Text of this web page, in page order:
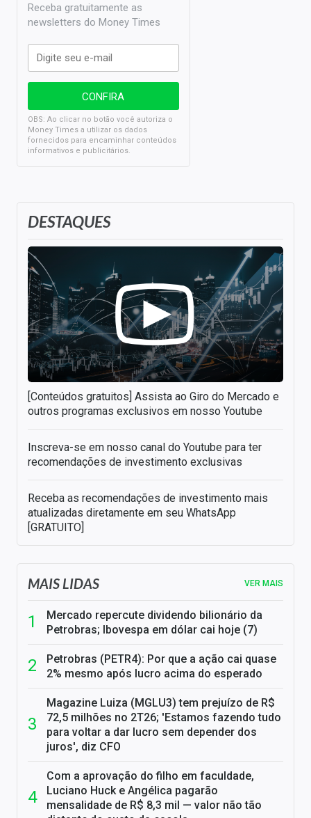
DESTAQUES
[Conteúdos gratuitos] Assista ao Giro do Mercado e
outros programas exclusivos em nosso Youtube
Inscreva-se em nosso canal do Youtube para ter
recomendações de investimento exclusivas
Receba as recomendações de investimento mais
atualizadas diretamente em seu WhatsApp
[GRATUITO]
Receba gratuitamente as
newsletters do Money Times
OBS: Ao clicar no botão você autoriza o
Money Times a utilizar os dados
fornecidos para encaminhar conteúdos
informativos e publicitários.
MAIS LIDAS VER MAIS
Mercado repercute dividendo bilionário da
Petrobras; Ibovespa em dólar cai hoje (7)
Petrobras (PETR4): Por que a ação cai quase
2% mesmo após lucro acima do esperado
Magazine Luiza (MGLU3) tem prejuízo de R$
72,5 milhões no 2T26; 'Estamos fazendo tudo
para voltar a dar lucro sem depender dos
juros', diz CFO
Com a aprovação do filho em faculdade,
Luciano Huck e Angélica pagarão
mensalidade de R$ 8,3 mil — valor não tão